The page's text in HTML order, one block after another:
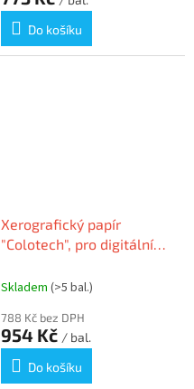
Do košíku
Xerografický papír
"Colotech", pro digitální
Skladem (>5 bal.)
788 Kč bez DPH
954 Kč / bal.
Do košíku